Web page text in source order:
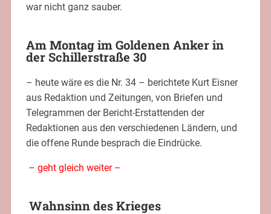
war nicht ganz sauber.
Am Montag im Goldenen Anker in
der Schillerstraße 30
– heute wäre es die Nr. 34 – berichtete Kurt Eisner
aus Redaktion und Zeitungen, von Briefen und
Telegrammen der Bericht-Erstattenden der
Redaktionen aus den verschiedenen Ländern, und
die offene Runde besprach die Eindrücke.
– geht gleich weiter –
Wahnsinn des Krieges